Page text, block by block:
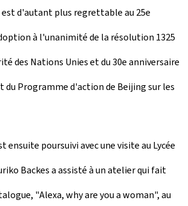
d'autant plus regrettable au 25e
à l'unanimité de la résolution 1325
des Nations Unies et du 30e anniversaire
du Programme d'action de Beijing sur les
ensuite poursuivi avec une visite au Lycée
Backes a assisté à un atelier qui fait
"Alexa, why are you a woman", au